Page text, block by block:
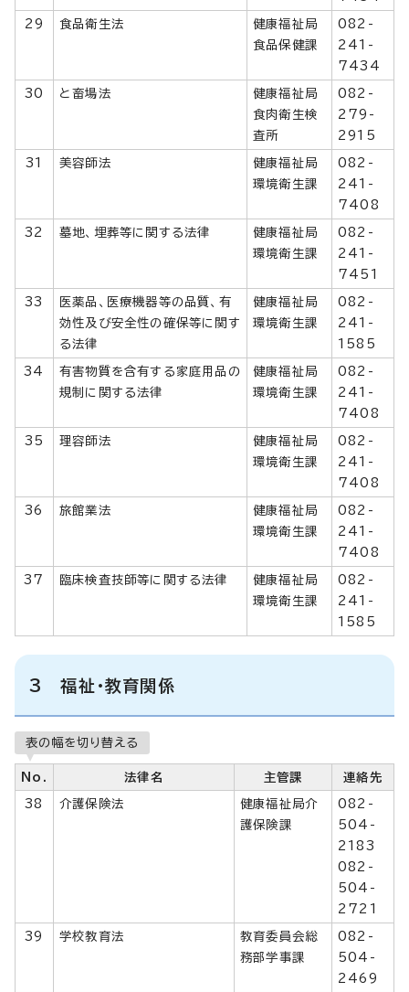
29 食品衛生法
健康福祉局
食品保健課
082-
241-
7434
30 と畜場法
健康福祉局
食肉衛生検
査所
082-
279-
2915
31 美容師法
健康福祉局
環境衛生課
082-
241-
7408
32 墓地、埋葬等に関する法律
健康福祉局
環境衛生課
082-
241-
7451
33
医薬品、医療機器等の品質、有
効性及び安全性の確保等に関す
る法律
健康福祉局
環境衛生課
082-
241-
1585
34
有害物質を含有する家庭用品の
規制に関する法律
健康福祉局
環境衛生課
082-
241-
7408
35 理容師法
健康福祉局
環境衛生課
082-
241-
7408
36 旅館業法
健康福祉局
環境衛生課
082-
241-
7408
37 臨床検査技師等に関する法律
健康福祉局
環境衛生課
082-
241-
1585
3 福祉・教育関係
表の幅を切り替える
No. 法律名 主管課 連絡先
38 介護保険法
健康福祉局介
護保険課
082-
504-
2183
082-
504-
2721
39 学校教育法
教育委員会総
務部学事課
082-
504-
2469